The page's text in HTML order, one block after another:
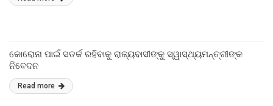
କୋରୋନା ପାଇଁ ସତର୍କ ରହିବାକୁ ରାଜ୍ୟବାସୀଙ୍କୁ ସ୍ୱାସ୍ଥ୍ୟମନ୍ତ୍ରୀଙ୍କ
ନିବେଦନ
Read more